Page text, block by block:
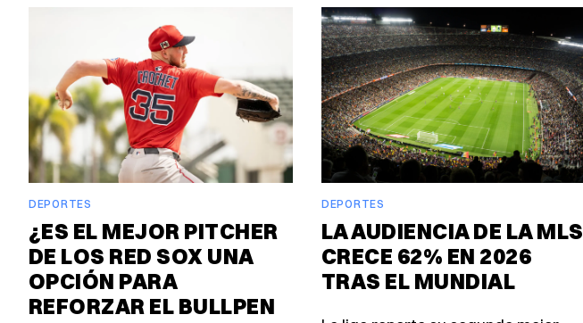
DEPORTES
¿ES EL MEJOR PITCHER
DE LOS RED SOX UNA
OPCIÓN PARA
REFORZAR EL BULLPEN
DEPORTES
LA AUDIENCIA DE LA MLS
CRECE 62% EN 2026
TRAS EL MUNDIAL